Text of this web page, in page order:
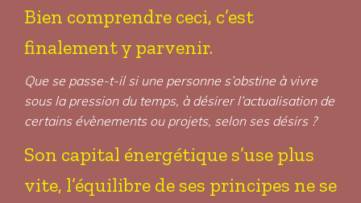
Bien comprendre ceci, c’est
finalement y parvenir.
Que se passe-t-il si une personne s’obstine à vivre
sous la pression du temps, à désirer l’actualisation de
certains évènements ou projets, selon ses désirs ?
Son capital énergétique s’use plus
vite, l’équilibre de ses principes ne se